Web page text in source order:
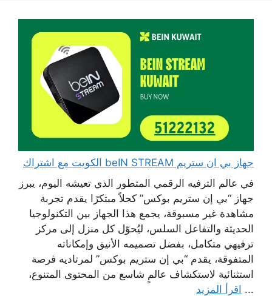
جهاز بي ان ستريم beIN STREAM الكويت مع اشتراك
في عالم الترفيه الرقمي المتطور الذي تعيشه اليوم، يبرز
جهاز “بي إن ستريم بوكس” كحلاً مبتكرًا يقدم تجربة
مشاهدة غير مسبوقة، يجمع هذا الجهاز بين التكنولوجيا
الحديثة والتفاعل السلس، ليُحوّل كل منزل إلى مركز
ترفيهي متكامل، بفضل تصميمه الأنيق وإمكاناته
المتفوقة، يقدم “بي إن ستريم بوكس” لمرتاديه فرصة
استثنائية لاستكشاف عالمٍ شاسع من المحتوى المتنوع،
... اقرأ المزيد